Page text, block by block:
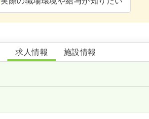
老人保健施設ふれんず
求人情報 施設情報